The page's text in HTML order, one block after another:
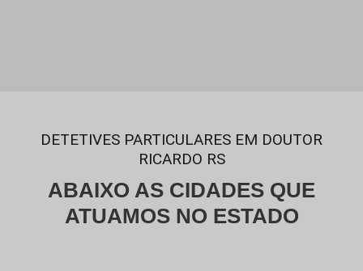
DETETIVES PARTICULARES EM DOUTOR
RICARDO RS
ABAIXO AS CIDADES QUE
ATUAMOS NO ESTADO